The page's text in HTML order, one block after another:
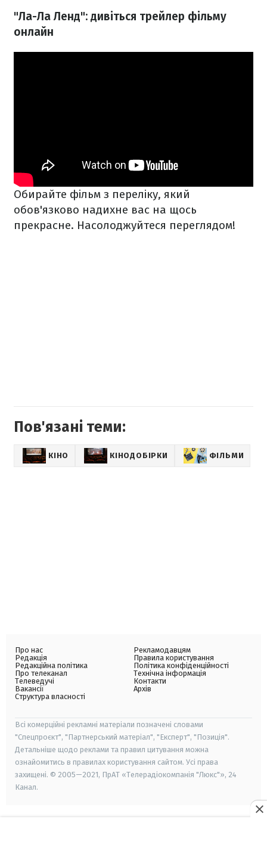
"Ла-Ла Ленд": дивіться трейлер фільму
онлайн
Обирайте фільм з переліку, який
обов'язково надихне вас на щось
прекрасне. Насолоджуйтеся переглядом!
Пов'язані теми:
КІНО КІНОДОБІРКИ ФІЛЬМИ
Про нас
Редакція
Редакційна політика
Про телеканал
Телеведучі
Вакансії
Структура власності
Рекламодавцям
Правила користування
Політика конфіденційності
Технічна інформація
Контакти
Архів
Всі комерційні рекламні матеріали позначені словами
"Спецпроєкт", "Партнерський матеріал", "Експерт", "Позиція".
Детальніше щодо реклами та правил цитування можна
ознайомитись в правилах користування сайтом. Усі права
захищені. © 2005—2021, ПрАТ «Телерадіокомпанія "Люкс"», 24
Канал.